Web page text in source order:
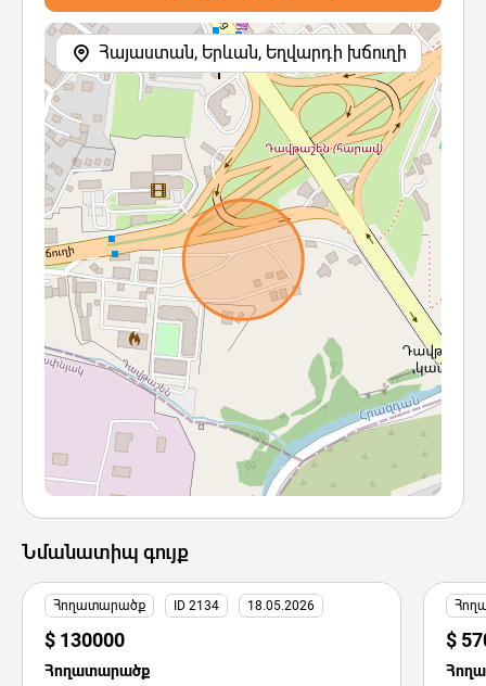
Հայաստան, Երևան, Եղվարդի խճուղի
Նմանատիպ գույք
Հողատարածք ID 2134 18.05.2026
$ 130000
Հողատարածք
$